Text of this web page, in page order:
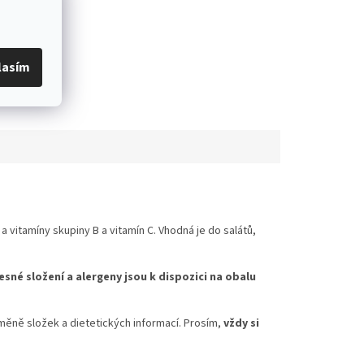
skupiny B a vitamín C. Vhodná je do salátů,
složení a alergeny jsou k dispozici na obalu
složek a dietetických informací. Prosím, vždy si